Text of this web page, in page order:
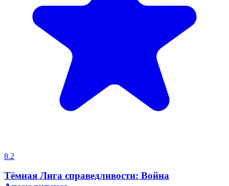
8.2
Тёмная Лига справедливости: Война